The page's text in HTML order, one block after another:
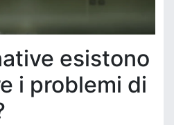
esistono
i problemi di